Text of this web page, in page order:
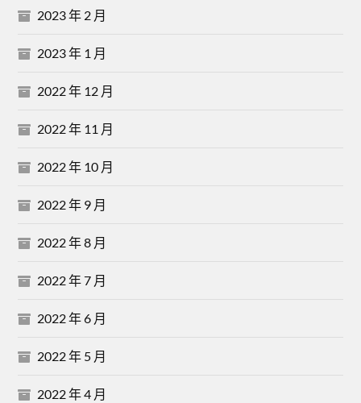
2023 年 2 月
2023 年 1 月
2022 年 12 月
2022 年 11 月
2022 年 10 月
2022 年 9 月
2022 年 8 月
2022 年 7 月
2022 年 6 月
2022 年 5 月
2022 年 4 月